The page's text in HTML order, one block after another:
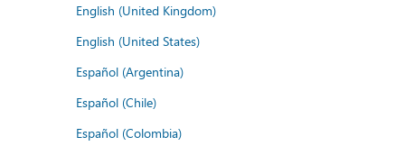
English (United Kingdom)
English (United States)
Español (Argentina)
Español (Chile)
Español (Colombia)